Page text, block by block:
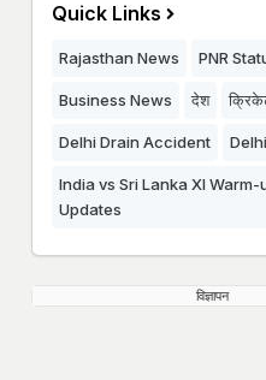
Quick Links
Rajasthan News PNR
Business News देश
Delhi Drain Accident
India vs Sri Lanka XI Warm-
Updates
विज्ञापन